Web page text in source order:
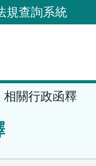
規查詢系統
相關行政函釋